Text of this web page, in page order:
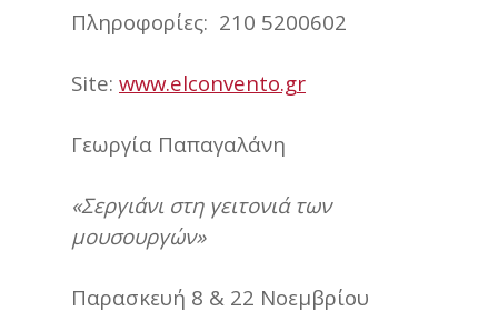
Πληροφορίες: 210 5200602
Site: www.elconvento.gr
Γεωργία Παπαγαλάνη
«Σεργιάνι στη γειτονιά των
μουσουργών»
Παρασκευή 8 & 22 Νοεμβρίου